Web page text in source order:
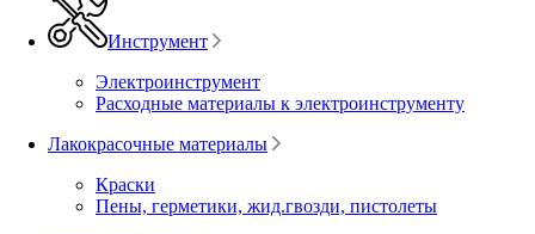
Инструмент
Электроинструмент
Расходные материалы к электроинструменту
Лакокрасочные материалы
Краски
Пены, герметики, жид.гвозди, пистолеты